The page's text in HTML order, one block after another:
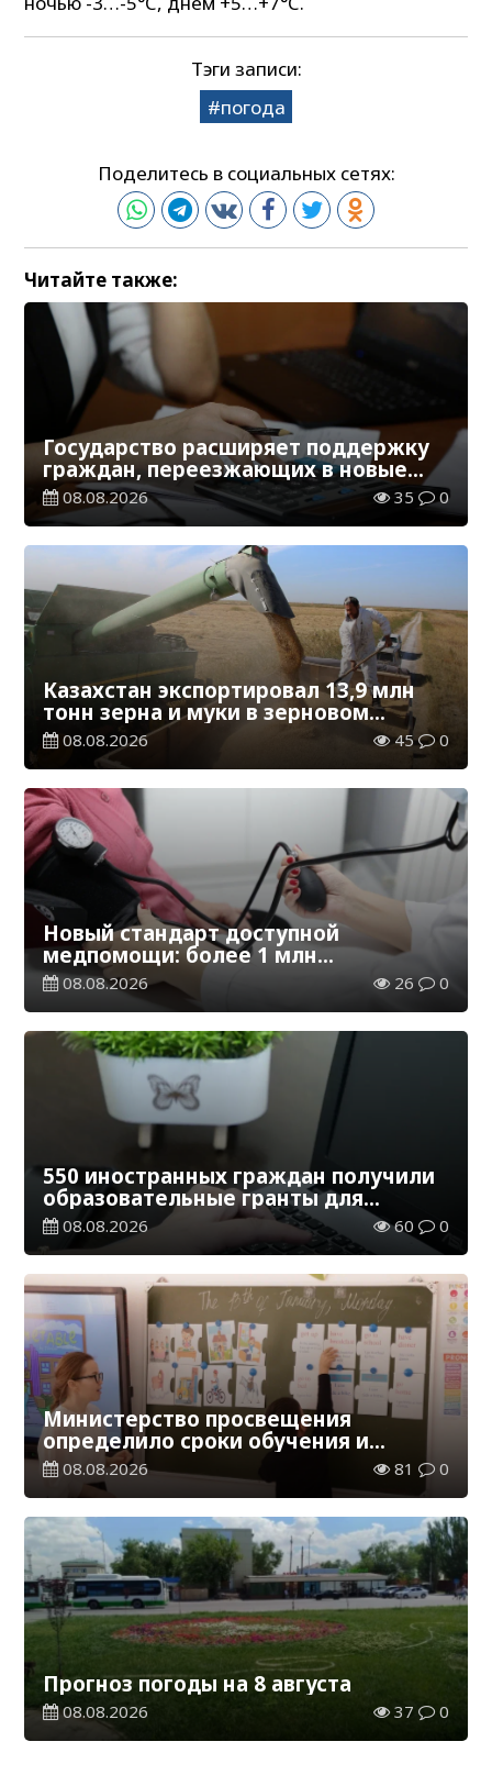
Тэги записи:
погода
Поделитесь в социальных сетях:
Читайте также:
Государство расширяет поддержку
граждан, переезжающих в новые
регионы для работы
08.08.2026 35 0
Казахстан экспортировал 13,9 млн
тонн зерна и муки в зерновом
эквиваленте
08.08.2026 45 0
Новый стандарт доступной
медпомощи: более 1 млн
казахстанцев получили
телемедицинские услуги
08.08.2026 26 0
550 иностранных граждан получили
образовательные гранты для
обучения в Казахстане
08.08.2026 60 0
Министерство просвещения
определило сроки обучения и
каникул на 2026-2027 учебный год
08.08.2026 81 0
Прогноз погоды на 8 августа
08.08.2026 37 0